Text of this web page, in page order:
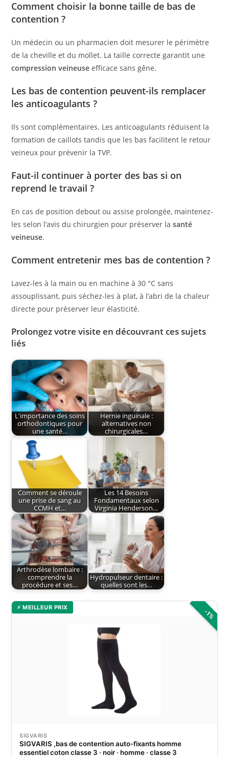
Comment choisir la bonne taille de bas de
contention ?
Un médecin ou un pharmacien doit mesurer le périmètre
de la cheville et du mollet. La taille correcte garantit une
compression veineuse efficace sans gêne.
Les bas de contention peuvent-ils remplacer
les anticoagulants ?
Ils sont complémentaires. Les anticoagulants réduisent la
formation de caillots tandis que les bas facilitent le retour
veineux pour prévenir la TVP.
Faut-il continuer à porter des bas si on
reprend le travail ?
En cas de position debout ou assise prolongée, maintenez-
les selon l’avis du chirurgien pour préserver lasanté
veineuse.
Comment entretenir mes bas de contention ?
Lavez-les à la main ou en machine à 30 °C sans
assouplissant, puis séchez-les à plat, à l’abri de la chaleur
directe pour préserver leur élasticité.
Prolongez votre visite en découvrant ces sujets
liés
L'importance des soins
orthodontiques pour
une santé…
Hernie inguinale :
alternatives non
chirurgicales…
Comment se déroule
une prise de sang au
CCMH et…
Les 14 Besoins
Fondamentaux selon
Virginia Henderson…
Arthrodèse lombaire :
comprendre la
procédure et ses…
Hydropulseur dentaire :
quelles sont les…
-1%
⚡ MEILLEUR PRIX
SIGVARIS
SIGVARIS ,bas de contention auto-fixants homme
essentiel coton classe 3 · noir · homme · classe 3